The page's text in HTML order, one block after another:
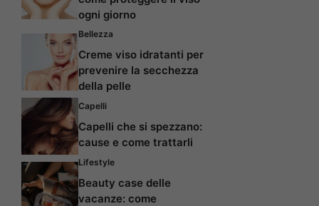
ogni giorno
Creme viso idratanti per
prevenire la secchezza
della pelle
Capelli che si spezzano:
cause e come trattarli
Beauty case delle
vacanze: come